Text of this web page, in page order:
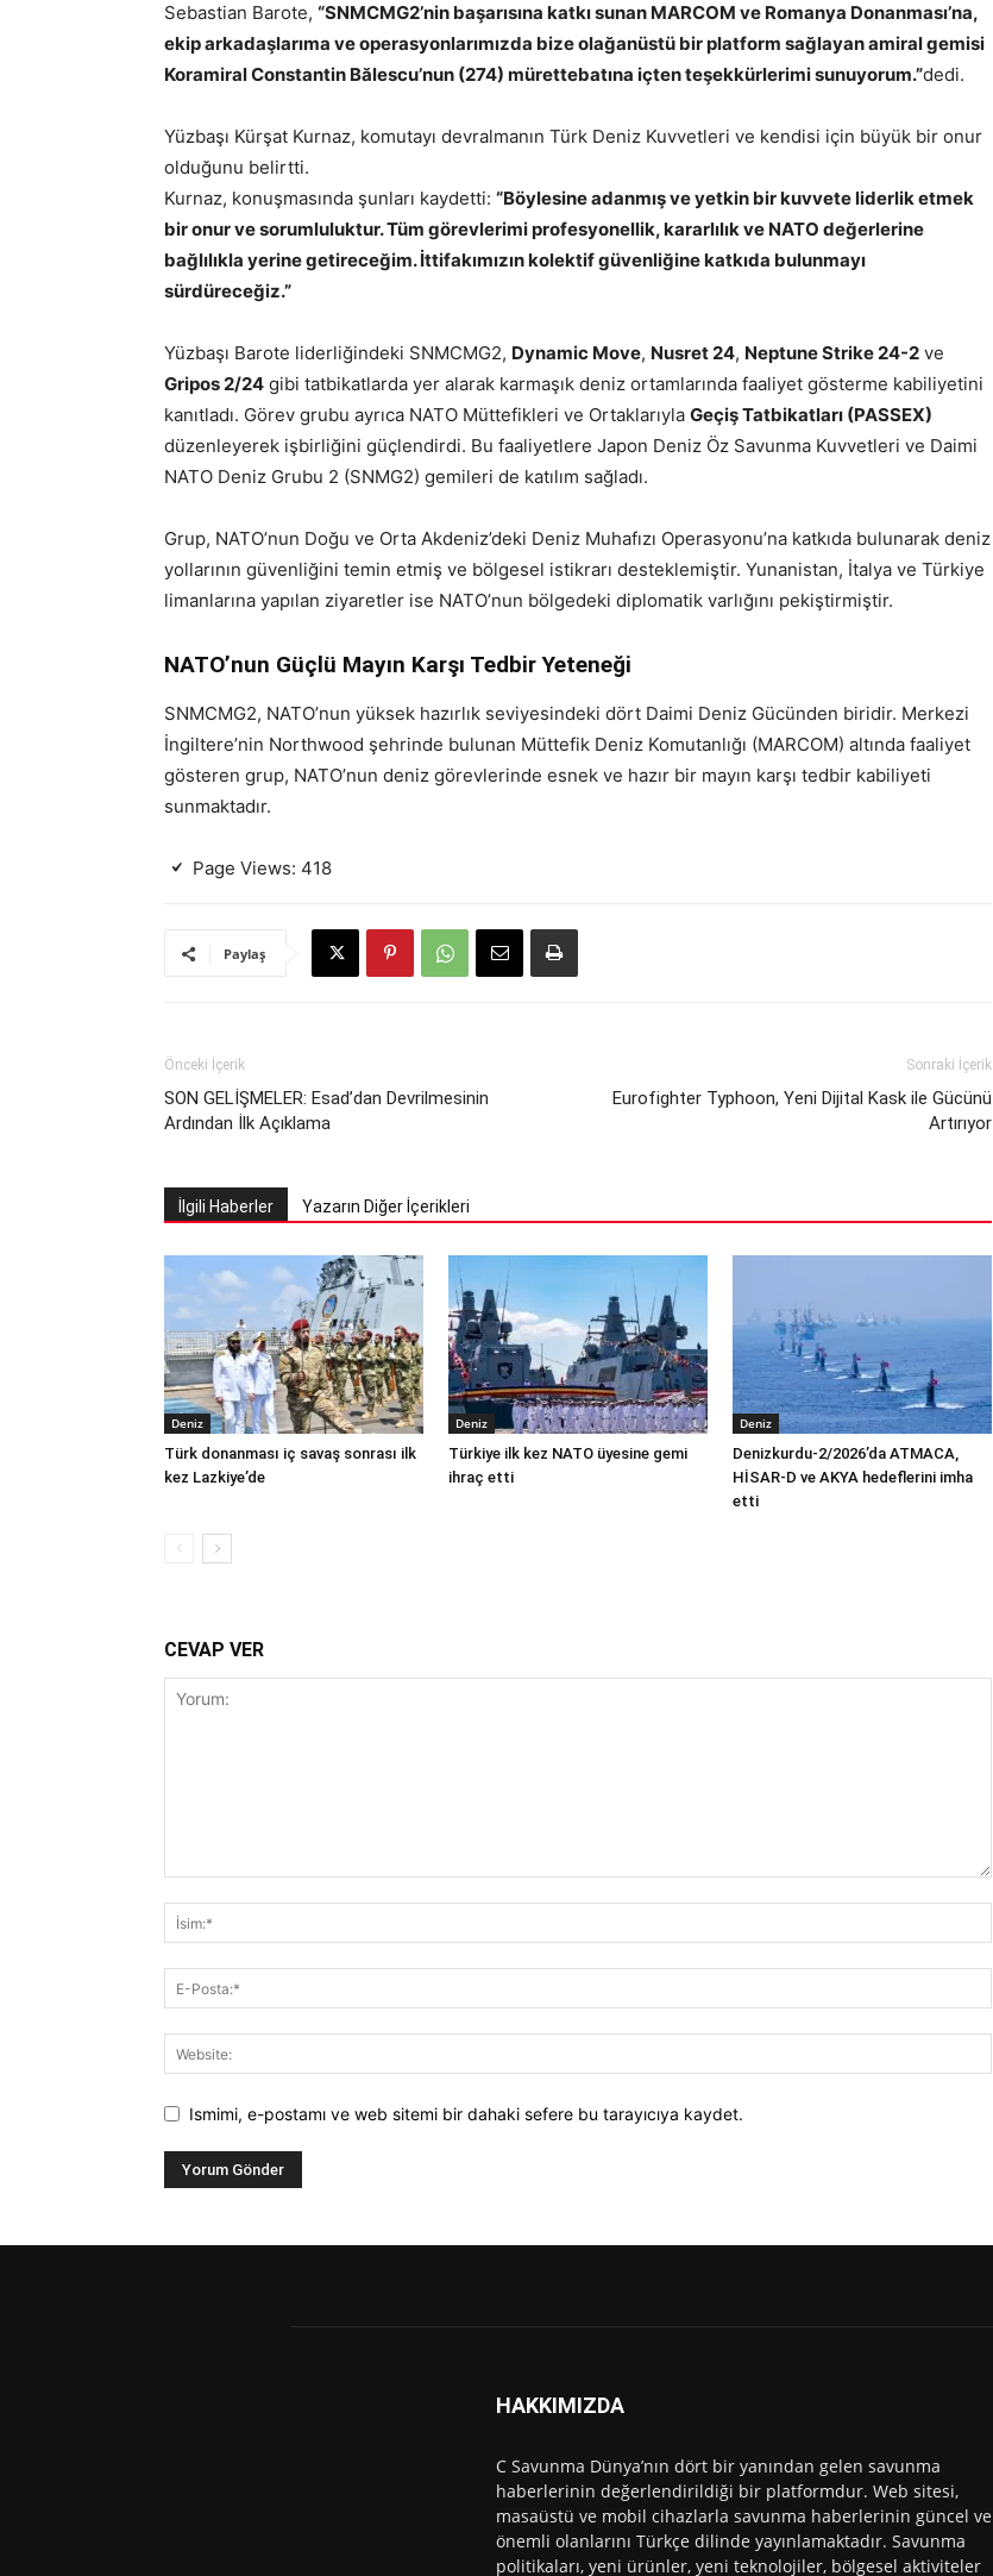
Sebastian Barote, “SNMCMG2’nin başarısına katkı sunan MARCOM ve Romanya Donanması’na,
ekip arkadaşlarıma ve operasyonlarımızda bize olağanüstü bir platform sağlayan amiral gemisi
Koramiral Constantin Bălescu’nun (274) mürettebatına içten teşekkürlerimi sunuyorum.”dedi.
Yüzbaşı Kürşat Kurnaz, komutayı devralmanın Türk Deniz Kuvvetleri ve kendisi için büyük bir onur
olduğunu belirtti.
Kurnaz, konuşmasında şunları kaydetti: “Böylesine adanmış ve yetkin bir kuvvete liderlik etmek
bir onur ve sorumluluktur. Tüm görevlerimi profesyonellik, kararlılık ve NATO değerlerine
bağlılıkla yerine getireceğim. İttifakımızın kolektif güvenliğine katkıda bulunmayı
sürdüreceğiz.”
Yüzbaşı Barote liderliğindeki SNMCMG2, Dynamic Move, Nusret 24, Neptune Strike 24-2 ve
Gripos 2/24 gibi tatbikatlarda yer alarak karmaşık deniz ortamlarında faaliyet gösterme kabiliyetini
kanıtladı. Görev grubu ayrıca NATO Müttefikleri ve Ortaklarıyla Geçiş Tatbikatları (PASSEX)
düzenleyerek işbirliğini güçlendirdi. Bu faaliyetlere Japon Deniz Öz Savunma Kuvvetleri ve Daimi
NATO Deniz Grubu 2 (SNMG2) gemileri de katılım sağladı.
Grup, NATO’nun Doğu ve Orta Akdeniz’deki Deniz Muhafızı Operasyonu’na katkıda bulunarak deniz
yollarının güvenliğini temin etmiş ve bölgesel istikrarı desteklemiştir. Yunanistan, İtalya ve Türkiye
limanlarına yapılan ziyaretler ise NATO’nun bölgedeki diplomatik varlığını pekiştirmiştir.
NATO’nun Güçlü Mayın Karşı Tedbir Yeteneği
SNMCMG2, NATO’nun yüksek hazırlık seviyesindeki dört Daimi Deniz Gücünden biridir. Merkezi
İngiltere’nin Northwood şehrinde bulunan Müttefik Deniz Komutanlığı (MARCOM) altında faaliyet
gösteren grup, NATO’nun deniz görevlerinde esnek ve hazır bir mayın karşı tedbir kabiliyeti
sunmaktadır.
Page Views: 418
Paylaş
Önceki İçerik
SON GELİŞMELER: Esad’dan Devrilmesinin
Ardından İlk Açıklama
Sonraki İçerik
Eurofighter Typhoon, Yeni Dijital Kask ile Gücünü
Artırıyor
İlgili Haberler Yazarın Diğer İçerikleri
Deniz
Türk donanması iç savaş sonrası ilk
kez Lazkiye’de
Deniz
Türkiye ilk kez NATO üyesine gemi
ihraç etti
Deniz
Denizkurdu-2/2026’da ATMACA,
HİSAR-D ve AKYA hedeflerini imha
etti
CEVAP VER
Ismimi, e-postamı ve web sitemi bir dahaki sefere bu tarayıcıya kaydet.
HAKKIMIZDA
C Savunma Dünya’nın dört bir yanından gelen savunma
haberlerinin değerlendirildiği bir platformdur. Web sitesi,
masaüstü ve mobil cihazlarla savunma haberlerinin güncel ve
önemli olanlarını Türkçe dilinde yayınlamaktadır. Savunma
politikaları, yeni ürünler, yeni teknolojiler, bölgesel aktiviteler